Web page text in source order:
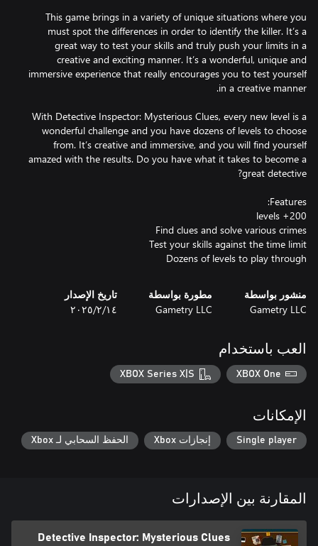
This game brings in a variety of unique situations where you
must spot the differences in order to identify the killer. It’s a
great way to test your skills and truly push your limits in a
creative and exciting manner. It’s a wonderful, unique and
immersive experience that really encourages you to test yourself
With Detective Inspector: Mysterious Clues, every new level is a
wonderful challenge and you have dozens of levels to choose
from. It’s creative and immersive, and you will find yourself
amazed with the results. Do you have what it takes to become a
Dozens of levels to play through
منشور بواسطة
Gametry LLC
مطورة بواسطة
Gametry LLC
تاريخ الإصدار
١٤‏/٢‏/٢٠٢٥
العب باستخدام
XBOX One
XBOX Series X|S
الإمكانات
Single player إنجازات Xbox الحفظ السحابي لـ Xbox
المقارنة بين الإصدارات
Detective Inspector: Mysterious Clues